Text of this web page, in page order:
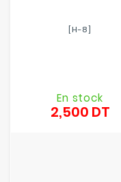
[H-8]
En stock
2,500 DTPrix